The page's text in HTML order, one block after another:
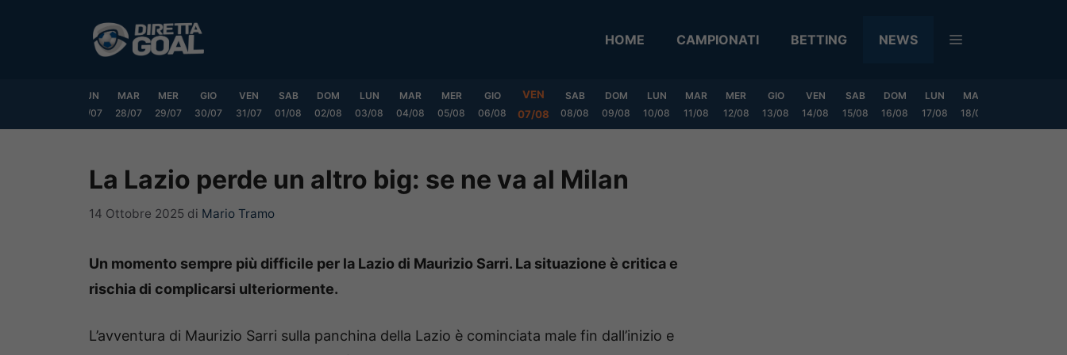
HOME CAMPIONATI BETTING NEWS
LUN
27/07
MAR
28/07
MER
29/07
GIO
30/07
VEN
31/07
SAB
01/08
DOM
02/08
LUN
03/08
MAR
04/08
MER
05/08
GIO
06/08
VEN
07/08
SAB
08/08
DOM
09/08
LUN
10/08
MAR
11/08
MER
12/08
GIO
13/08
VEN
14/08
SAB
15/08
DOM
16/08
LUN
17/08
MAR
18/08
La Lazio perde un altro big: se ne va al Milan
14 Ottobre 2025 di Mario Tramo
Un momento sempre più difficile per la Lazio di Maurizio Sarri. La situazione è critica e
rischia di complicarsi ulteriormente.
L’avventura di Maurizio Sarri sulla panchina della Lazio è cominciata male fin dall’inizio e